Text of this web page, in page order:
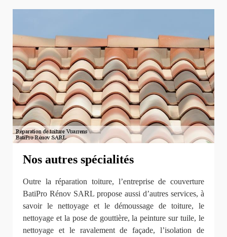
Nos autres spécialités
Outre la réparation toiture, l’entreprise de couverture
BatiPro Rénov SARL propose aussi d’autres services, à
savoir le nettoyage et le démoussage de toiture, le
nettoyage et la pose de gouttière, la peinture sur tuile, le
nettoyage et le ravalement de façade, l’isolation de